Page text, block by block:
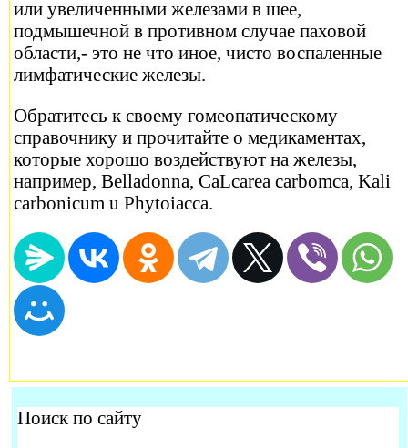
или увеличенными железами в шее,
подмышечной в противном случае паховой
области,- это не что иное, чисто воспаленные
лимфатические железы.
Обратитесь к своему гомеопатическому
справочнику и прочитайте о медикаментах,
которые хорошо воздействуют на железы,
например, Belladonna, CaLcarea carbomca, Kali
carbonicum u Phytoiacca.
Поиск по сайту